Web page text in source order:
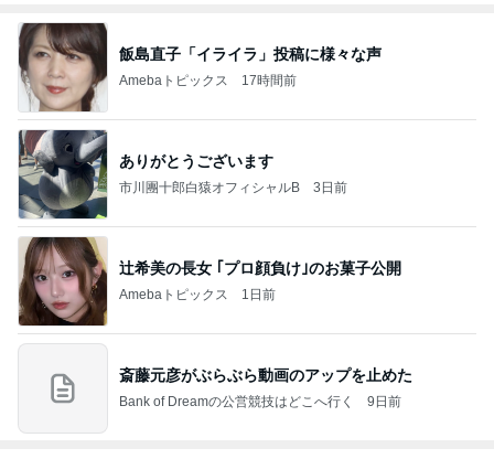
飯島直子「イライラ」投稿に様々な声
Amebaトピックス 17時間前
ありがとうございます
市川團十郎白猿オフィシャルB 3日前
辻希美の長女 ｢プロ顔負け｣のお菓子公開
Amebaトピックス 1日前
斎藤元彦がぶらぶら動画のアップを止めた
Bank of Dreamの公営競技はどこへ行く 9日前